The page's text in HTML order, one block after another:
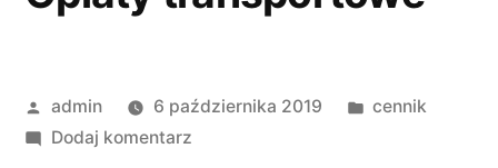
admin 6 października 2019
cennik
Dodaj komentarz